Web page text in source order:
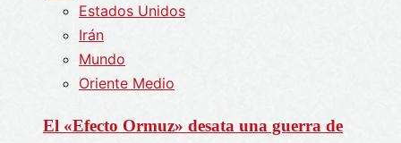
Estados Unidos
Irán
Mundo
Oriente Medio
El «Efecto Ormuz» desata una guerra de